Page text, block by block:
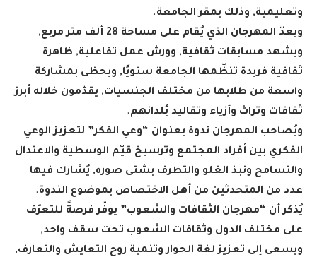
وتعليمية, وذلك بمقر الجامعة.
ويعدّ المهرجان الذي يُقام على مساحة 28 ألف متر مربع,
ويشهد مسابقات ثقافية, وورش عمل تفاعلية, ظاهرة
ثقافية فريدة تنظّمها الجامعة سنويًا, ويحظى بمشاركة
واسعة من طلابها من مختلف الجنسيات, يقدّمون خلاله أبرز
ثقافات وتراث وأزياء وتقاليد بُلدانهم.
ويُصاحب المهرجان ندوة بعنوان “وعي الفكر” لتعزيز الوعي
الفكري بين أفراد المجتمع وترسيخ قيّم الوسطية والاعتدال
والتسامح ونبذ الغلو والتطرف بشتى صوره, يُشارك فيها
عدد من المتحدثين من أهل الاختصاص بموضوع الندوة.
يُذكر أن “مهرجان الثقافات والشعوب” يوفّر فرصةً للتعرّف
على مختلف الدول وثقافات الشعوب تحت سقف واحد,
ويسعى إلى تعزيز لغة الحوار وتنمية روح التعايش والتعارف,